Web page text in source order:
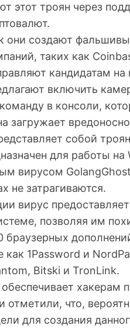
этот троян через
они создают
таких как
кандидатам
включить
в консоли,
загружает
собой
для работы
вирусом
не затрагиваются.
вирус
позволяя им
браузерных
как 1Password и
Bitski и TronLink.
хакерам
отметили, что,
для создания